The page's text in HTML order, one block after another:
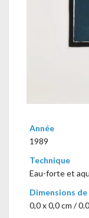
Année
1989
Technique
Eau-forte et
Dimensions
0,0 x 0,0 cm /